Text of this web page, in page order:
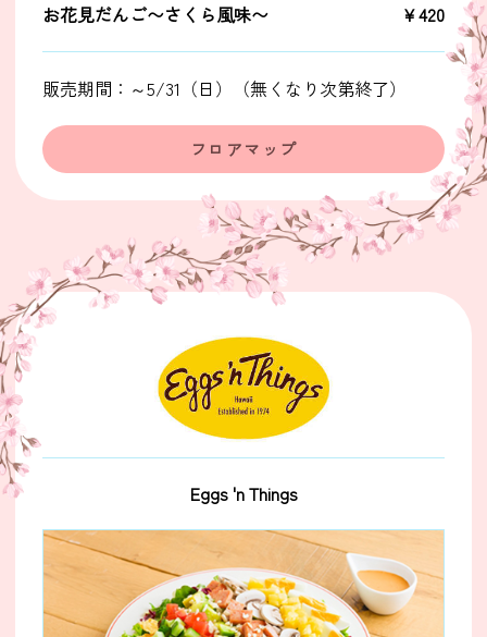
お花見だんご〜さくら風味〜 ￥420
販売期間：～5/31（日）（無くなり次第終了）
フロアマップ
Eggs 'n Things